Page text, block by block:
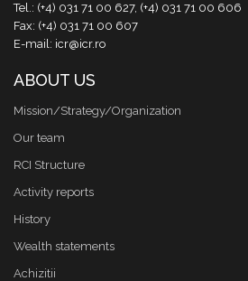
Tel.: (+4) 031 71 00 627, (+4) 031 71 00 606
Fax: (+4) 031 71 00 607
E-mail: icr@icr.ro
ABOUT US
Mission/Strategy/Organization
Our team
RCI Structure
Activity reports
History
Wealth statements
Achizitii